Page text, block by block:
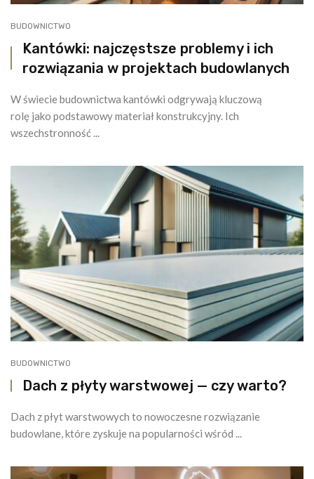
BUDOWNICTWO
Kantówki: najczęstsze problemy i ich
rozwiązania w projektach budowlanych
W świecie budownictwa kantówki odgrywają kluczową
rolę jako podstawowy materiał konstrukcyjny. Ich
wszechstronność ...
BUDOWNICTWO
Dach z płyty warstwowej — czy warto?
Dach z płyt warstwowych to nowoczesne rozwiązanie
budowlane, które zyskuje na popularności wśród ...